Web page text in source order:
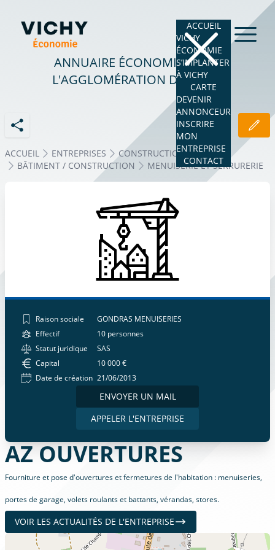
ACCUEIL
VICHY
ÉCONOMIE
S’IMPLANTER
À VICHY
CARTE
DEVENIR
ANNONCEUR
INSCRIRE
MON
ENTREPRISE
CONTACT
ANNUAIRE ÉCONOMIQUE DE
L'AGGLOMÉRATION DE VICHY
ACCUEIL ENTREPRISES
CONSTRUCTION - BTP
BÂTIMENT / CONSTRUCTION
MENUISERIE ET SERRURERIE
Raison sociale
GONDRAS MENUISERIES
Effectif
10 personnes
Statut juridique
SAS
Capital
10 000 €
Date de création 21/06/2013
ENVOYER UN MAIL
APPELER L'ENTREPRISE
AZ OUVERTURES
Fourniture et pose d'ouvertures et fermetures de l'habitation : menuiseries,
portes de garage, volets roulants et battants, vérandas, stores.
VOIR LES ACTUALITÉS DE L'ENTREPRISE